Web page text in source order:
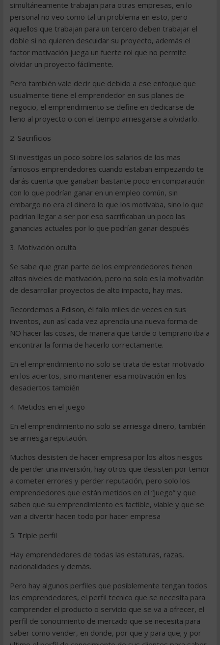
simultáneamente trabajan para otras empresas, en lo
personal no veo como tal un problema en esto, pero
aquellos que trabajan para un tercero deben trabajar el
doble si no quieren descuidar su proyecto, además el
factor motivación juega un fuerte rol que no permite
olvidar un proyecto fácilmente.
Pero también vale decir que debido a ese enfoque que
usualmente tiene el emprendedor en sus planes de
negocio, el emprendimiento se define en dedicarse de
lleno al proyecto o con el tiempo arriesgarse a olvidarlo.
2. Sacrificios
Si investigas un poco sobre los salarios de los mas
famosos emprendedores cuando estaban empezando te
darás cuenta que ganaban bastante poco en comparación
con lo que podrían ganar en un empleo común, sin
embargo no era el dinero lo que los motivaba, sino lo que
podrían llegar a ser por eso sacrificaban un poco las
ganancias actuales por lo que podrían ganar después
3. Motivación oculta
Se sabe que gran parte de los emprendedores tienen
altos niveles de motivación, pero no solo es la motivación
de desarrollar proyectos de alto impacto, hay mas.
Recordemos a Edison, él fallo miles de veces en sus
inventos, aun así cada vez aprendía una nueva forma de
NO hacer las cosas, de manera que tarde o temprano iba a
encontrar la forma de hacerlo correctamente.
En el emprendimiento no solo se trata de estar motivado
en los aciertos, sino mantener esa motivación en los
desaciertos también
4. Metidos en el juego
En el emprendimiento no solo se arriesga dinero, también
se arriesga reputación.
Muchos desisten de hacer empresa por los altos riesgos
de perder una inversión, hay otros que desisten por temor
a cometer errores y perder reputación, pero solo los
emprendedores que están metidos en el “Juego” y que
saben que su emprendimiento es factible, viable y que se
van a divertir hacen todo por hacer empresa
5. Triple perfil
Hay emprendedores de todas las estaturas, razas,
nacionalidades y demás.
Pero hay algunos perfiles que posiblemente tengan todos
los emprendedores, el perfil tecnico que se necesita para
comprender el producto o servicio que se va a ofrecer, el
perfil de conocimiento de mercado que se necesita para
saber como vender, en donde, por que y para que; y por